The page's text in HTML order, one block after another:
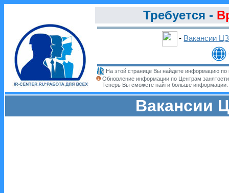
Требуется -
- Вакансии
На этой странице Вы найдете информацию по
Обновление информации по Центрам
Теперь Вы сможете найти больше информации.
Вакансии